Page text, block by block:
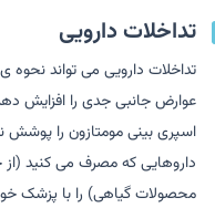
تداخلات دارویی
تداخلات دارویی می تواند نحوه
عوارض جانبی جدی را افزایش
اسپری بینی مومتازون را پوشش
داروهایی که مصرف می کنید
محصولات گیاهی) را با پزشک